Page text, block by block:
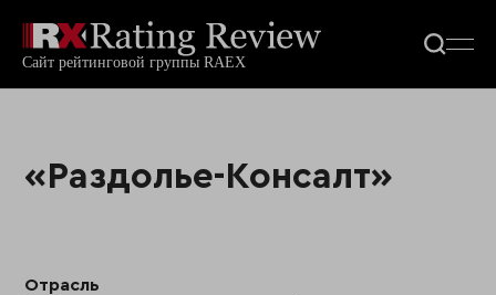
«Раздолье-Консалт»
Отрасль